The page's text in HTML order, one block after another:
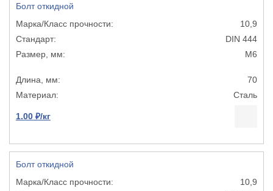
Болт откидной
10,9
DIN 444
М6
70
Сталь
1.00 ₽/кг
Болт откидной
10,9